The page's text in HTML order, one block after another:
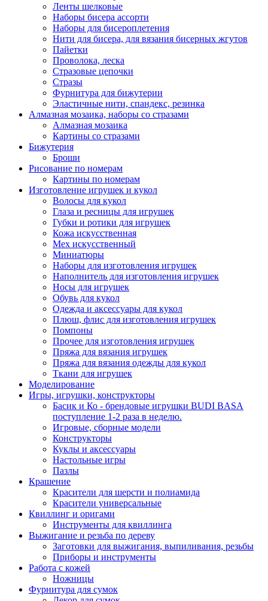
Ленты шелковые
Наборы бисера ассорти
Наборы для бисероплетения
Нити для бисера, для вязания бисерных жгутов
Пайетки
Проволока, леска
Стразовые цепочки
Стразы
Фурнитура для бижутерии
Эластичные нити, спандекс, резинка
Алмазная мозаика, наборы со стразами
Алмазная мозаика
Картины co стразами
Бижутерия
Броши
Рисование по номерам
Картины по номерам
Изготовление игрушек и кукол
Волосы для кукол
Глаза и ресницы для игрушек
Губки и ротики для игрушек
Кожа искусственная
Мех искусственный
Миниатюры
Наборы для изготовления игрушек
Наполнитель для изготовления игрушек
Носы для игрушек
Обувь для кукол
Одежда и аксессуары для кукол
Плюш, флис для изготовления игрушек
Помпоны
Прочее для изготовления игрушек
Пряжа для вязания игрушек
Пряжа для вязания одежды для кукол
Ткани для игрушек
Моделирование
Игры, игрушки, конструкторы
Басик и Ко - брендовые игрушки BUDI BASA
поступление 1-2 раза в неделю.
Игровые, сборные модели
Конструкторы
Куклы и аксессуары
Настольные игры
Пазлы
Крашение
Красители для шерсти и полиамида
Красители универсальные
Квиллинг и оригами
Инструменты для квиллинга
Выжигание и резьба по дереву
Заготовки для выжигания, выпиливания, резьбы
Приборы и инструменты
Работа с кожей
Ножницы
Фурнитура для сумок